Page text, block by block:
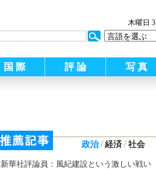
木曜日 3
国 際 評 論 写 真
政治 / 経済 / 社会
新華社評論員：風紀建設という激しい戦い